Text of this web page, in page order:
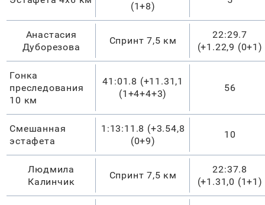
(1+8)
Анастасия
Дуборезова
Спринт 7,5 км
22:29.7
(+1.22,9 (0+1)
Гонка
преследования
10 км
41:01.8 (+11.31,1
(1+4+4+3)
56
Смешанная
эстафета
1:13:11.8 (+3.54,8
(0+9)
10
Людмила
Калинчик
Спринт 7,5 км
22:37.8
(+1.31,0 (1+1)